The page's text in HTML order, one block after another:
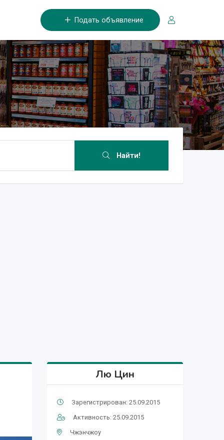
Подать объявление
Найти!
Лю Цин
Зарегистрирован: 25.09.2015
Активность: 25.09.2015
Чжэнчжоу